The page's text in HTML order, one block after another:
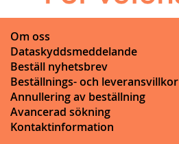
Om oss
Dataskyddsmeddelande
Beställ nyhetsbrev
Beställnings- och leveransvillkor
Annullering av beställning
Avancerad sökning
Kontaktinformation